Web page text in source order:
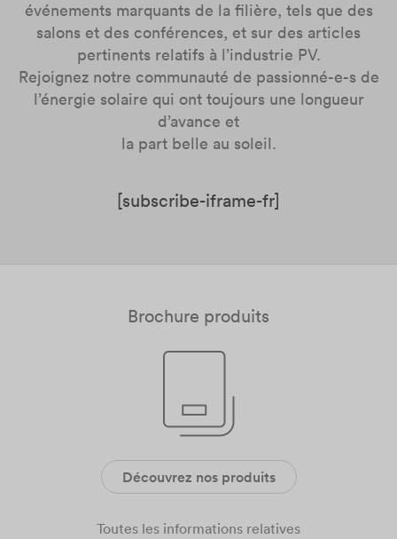
événements marquants de la filière, tels que des
salons et des conférences, et sur des articles
pertinents relatifs à l’industrie PV.
Rejoignez notre communauté de passionné-e-s de
l’énergie solaire qui ont toujours une longueur
d’avance et
la part belle au soleil.
[subscribe-iframe-fr]
Brochure produits
Découvrez nos produits
Toutes les informations relatives